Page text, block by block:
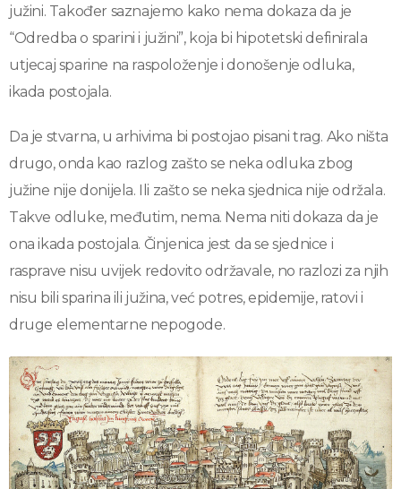
južini. Također saznajemo kako nema dokaza da je
“Odredba o sparini i južini”, koja bi hipotetski definirala
utjecaj sparine na raspoloženje i donošenje odluka,
ikada postojala.
Da je stvarna, u arhivima bi postojao pisani trag. Ako ništa
drugo, onda kao razlog zašto se neka odluka zbog
južine nije donijela. Ili zašto se neka sjednica nije održala.
Takve odluke, međutim, nema. Nema niti dokaza da je
ona ikada postojala. Činjenica jest da se sjednice i
rasprave nisu uvijek redovito održavale, no razlozi za njih
nisu bili sparina ili južina, već potres, epidemije, ratovi i
druge elementarne nepogode.